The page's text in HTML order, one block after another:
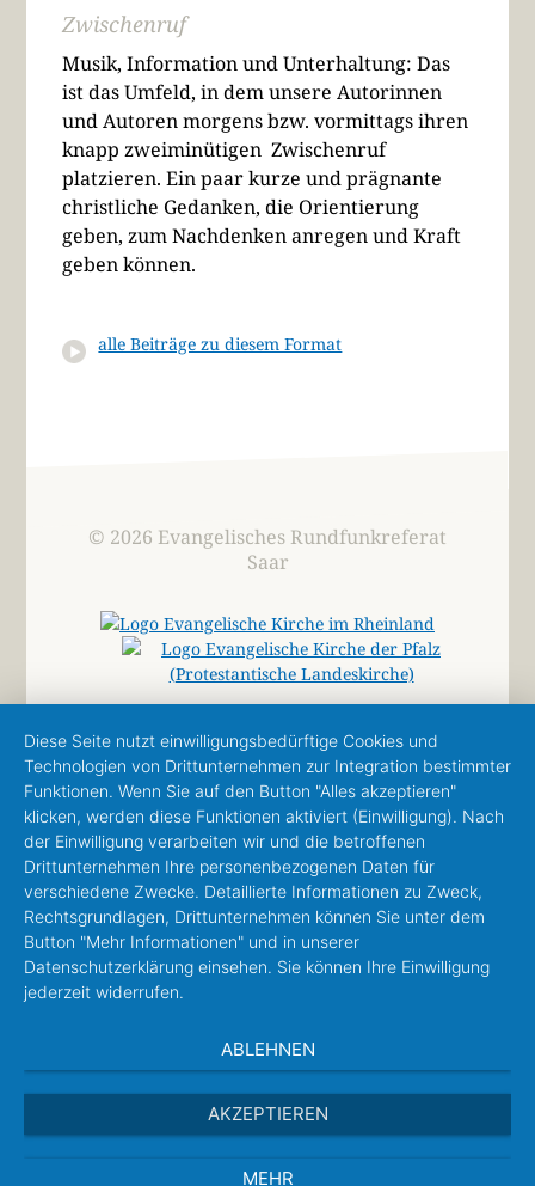
Zwischenruf
Musik, Information und Unterhaltung: Das
ist das Umfeld, in dem unsere Autorinnen
und Autoren morgens bzw. vormittags ihren
knapp zweiminütigen Zwischenruf
platzieren. Ein paar kurze und prägnante
christliche Gedanken, die Orientierung
geben, zum Nachdenken anregen und Kraft
geben können.
alle Beiträge zu diesem Format
© 2026 Evangelisches Rundfunkreferat
Saar
Diese Seite nutzt einwilligungsbedürftige Cookies und
Technologien von Drittunternehmen zur Integration bestimmter
Funktionen. Wenn Sie auf den Button "Alles akzeptieren"
klicken, werden diese Funktionen aktiviert (Einwilligung). Nach
der Einwilligung verarbeiten wir und die betroffenen
Drittunternehmen Ihre personenbezogenen Daten für
verschiedene Zwecke. Detaillierte Informationen zu Zweck,
Rechtsgrundlagen, Drittunternehmen können Sie unter dem
Button "Mehr Informationen" und in unserer
Datenschutzerklärung einsehen. Sie können Ihre Einwilligung
jederzeit widerrufen.
ABLEHNEN
AKZEPTIEREN
MEHR